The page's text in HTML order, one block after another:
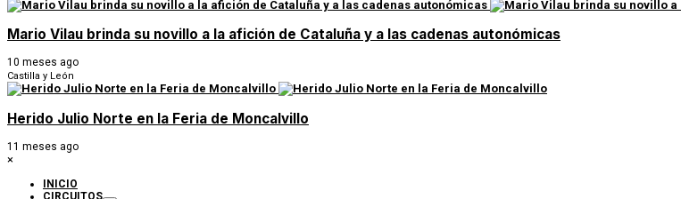
Mario Vilau brinda su novillo a la afición de Cataluña y a las cadenas autonómicas
10 meses ago
Castilla y León
Herido Julio Norte en la Feria de Moncalvillo
11 meses ago
×
INICIO
CIRCUITOS